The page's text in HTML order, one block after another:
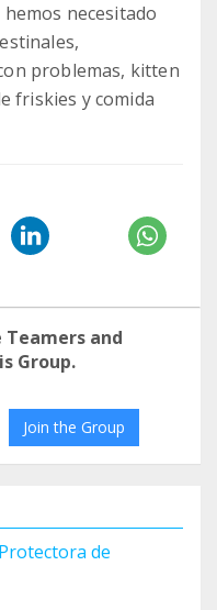
necesitado
problemas, kitten
friskies y comida
and
Group.
Join the Group
de